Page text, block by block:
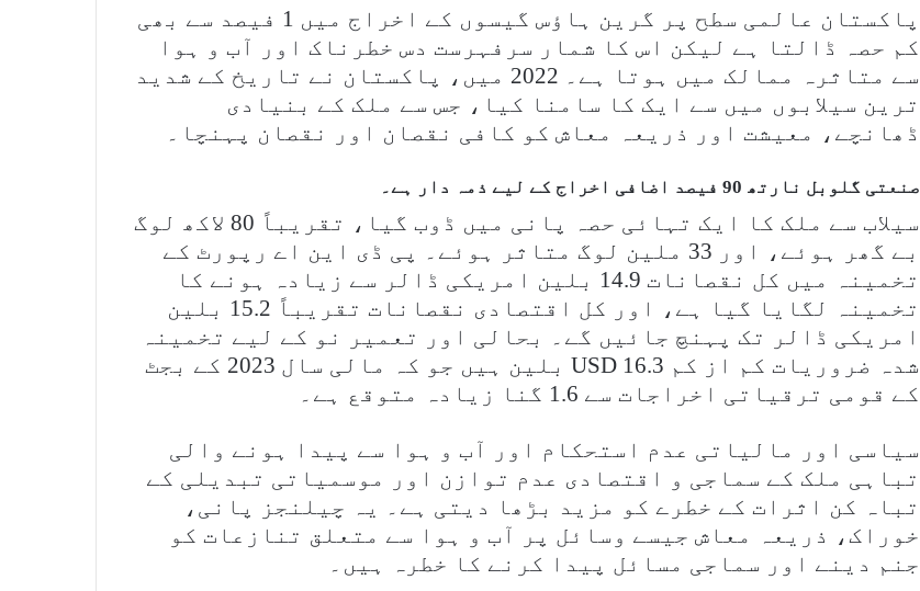
پاکستان عالمی سطح پر گرین ہاؤس گیسوں کے اخراج میں 1 فیصد سے بھی
کم حصہ ڈالتا ہے لیکن اس کا شمار سرفہرست دس خطرناک اور آب و ہوا
سے متاثرہ ممالک میں ہوتا ہے۔ 2022 میں، پاکستان نے تاریخ کے شدید
ترین سیلابوں میں سے ایک کا سامنا کیا، جس سے ملک کے بنیادی
ڈھانچے، معیشت اور ذریعہ معاش کو کافی نقصان اور نقصان پہنچا۔
صنعتی گلوبل نارتھ 90 فیصد اضافی اخراج کے لیے ذمہ دار ہے۔
سیلاب سے ملک کا ایک تہائی حصہ پانی میں ڈوب گیا، تقریباً 80 لاکھ لوگ
بے گھر ہوئے، اور 33 ملین لوگ متاثر ہوئے۔ پی ڈی این اے رپورٹ کے
تخمینہ میں کل نقصانات 14.9 بلین امریکی ڈالر سے زیادہ ہونے کا
تخمینہ لگایا گیا ہے، اور کل اقتصادی نقصانات تقریباً 15.2 بلین
امریکی ڈالر تک پہنچ جائیں گے۔ بحالی اور تعمیر نو کے لیے تخمینہ
شدہ ضروریات کم از کم USD 16.3 بلین ہیں جو کہ مالی سال 2023 کے بجٹ
کے قومی ترقیاتی اخراجات سے 1.6 گنا زیادہ متوقع ہے۔
سیاسی اور مالیاتی عدم استحکام اور آب و ہوا سے پیدا ہونے والی
تباہی ملک کے سماجی و اقتصادی عدم توازن اور موسمیاتی تبدیلی کے
تباہ کن اثرات کے خطرے کو مزید بڑھا دیتی ہے۔ یہ چیلنجز پانی،
خوراک، ذریعہ معاش جیسے وسائل پر آب و ہوا سے متعلق تنازعات کو
جنم دینے اور سماجی مسائل پیدا کرنے کا خطرہ ہیں۔